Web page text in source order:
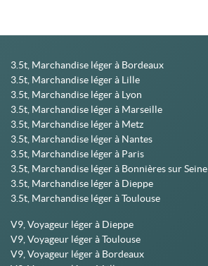
3.5t, Marchandise léger à Bordeaux
3.5t, Marchandise léger à Lille
3.5t, Marchandise léger à Lyon
3.5t, Marchandise léger à Marseille
3.5t, Marchandise léger à Metz
3.5t, Marchandise léger à Nantes
3.5t, Marchandise léger à Paris
3.5t, Marchandise léger à Bonnières sur Seine
3.5t, Marchandise léger à Dieppe
3.5t, Marchandise léger à Toulouse
V9, Voyageur léger à Dieppe
V9, Voyageur léger à Toulouse
V9, Voyageur léger à Bordeaux